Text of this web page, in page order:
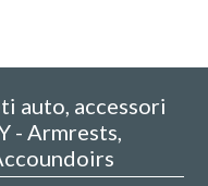
auto, accessori
- Armrests,